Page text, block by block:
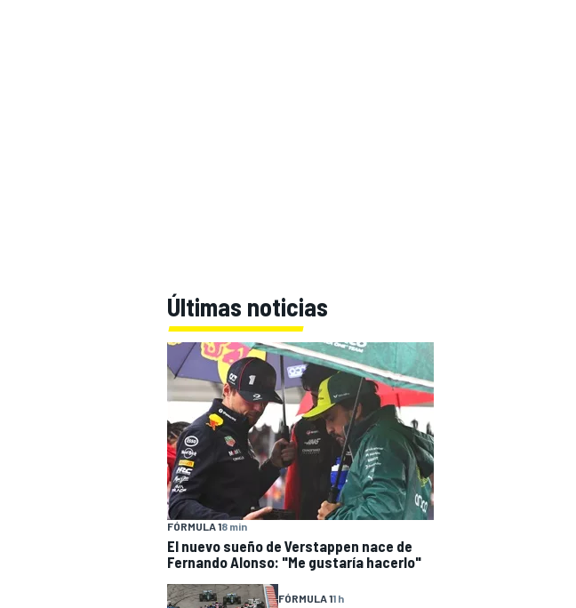
Últimas noticias
FÓRMULA 18 min
El nuevo sueño de Verstappen nace de
Fernando Alonso: "Me gustaría hacerlo"
FÓRMULA 11 h